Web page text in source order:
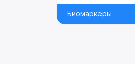
Биомаркеры